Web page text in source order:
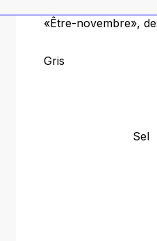
«Être-novembre»,
Gris
Sel